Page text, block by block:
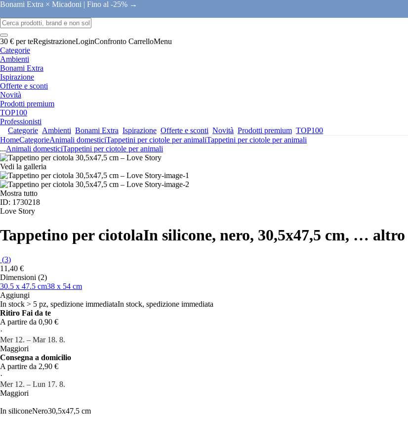
Bonami Extra × Micadoni | Fino al -25% →
30 € per teRegistrazioneLoginConfronto CarrelloMenu
Categorie
Ambienti
Bonami Extra
Ispirazione
Offerte e sconti
Novità
Prodotti premium
TOP100
Professionisti
Categorie Ambienti Bonami Extra Ispirazione Offerte e sconti Novità Prodotti premium TOP100
HomeCategorieAnimali domesticiTappetini per ciotole per animaliTappetini per ciotole per animali
...Animali domesticiTappetini per ciotole per animali
Vedi la galleria
Mostra tutto
ID: 1730218
Love Story
Tappetino per ciotolaIn silicone, nero, 30,5x47,5 cm, … altro
(3)
11,40 €
Dimensioni (2)
30.5 x 47.5 cm38 x 54 cm
Aggiungi
In stock > 5 pz, spedizione immediataIn stock, spedizione immediata
Ritiro Fai da te
A partire da 0,90 €
·
Mer 12. – Mar 18. 8.
Maggiori
Consegna a domicilio
A partire da 2,90 €
·
Mer 12. – Lun 17. 8.
Maggiori
In siliconeNero30,5x47,5 cm